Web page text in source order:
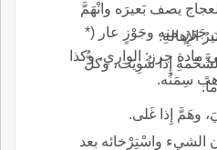
يصف بَعيرَه وانْهَمَّ
جَرَزٍ منه وجَوْزٍ عار (*
مادة جرز: الواري، وكذا
سِمَنُه.
الإِهالةِ.
إِذا شُوِيَت، وكلُّ
وهَمَّ إِذا غَلى.
الشيء واسْتِرْخائه بعد